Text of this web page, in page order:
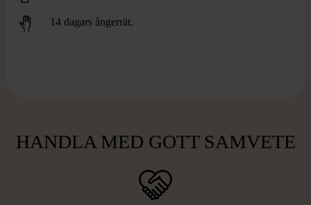
14 dagars ångerrät.
HANDLA MED GOTT SAMVETE